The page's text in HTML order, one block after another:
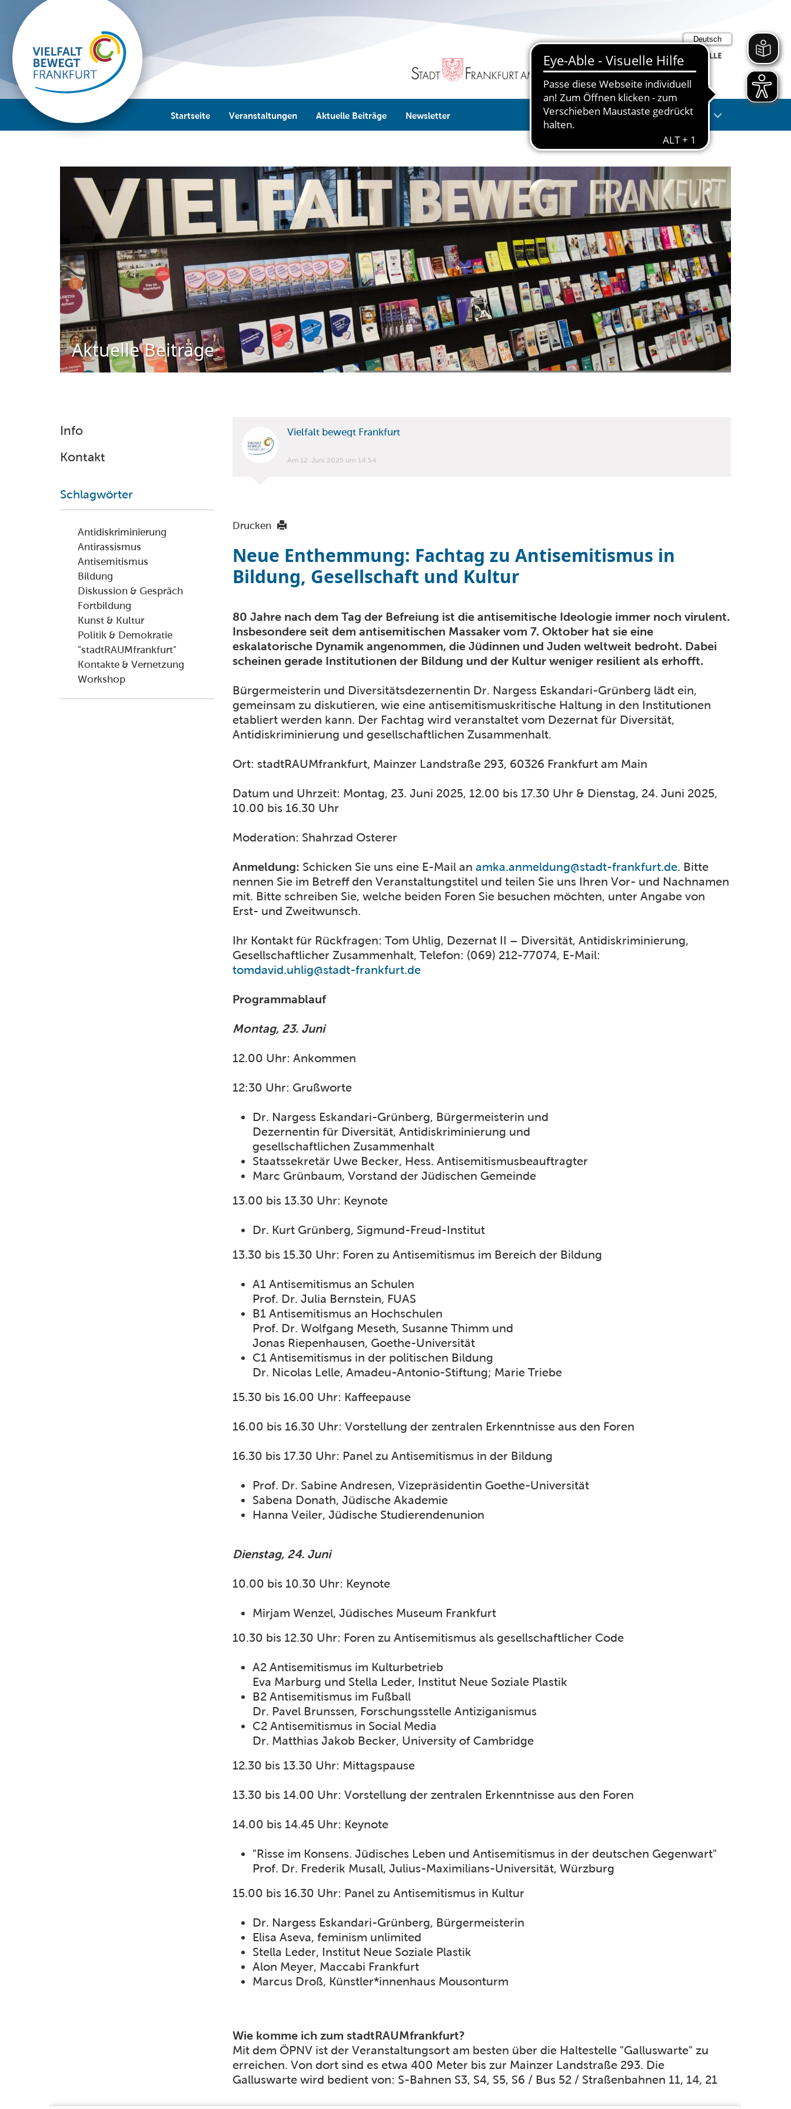
Startseite Veranstaltungen Aktuelle Beiträge Newsletter Suche Anmelden
Aktuelle Beiträge
Info
Kontakt
Schlagwörter
Antidiskriminierung
Antirassismus
Antisemitismus
Bildung
Diskussion & Gespräch
Fortbildung
Kunst & Kultur
Politik & Demokratie
"stadtRAUMfrankfurt"
Kontakte & Vernetzung
Workshop
Vielfalt bewegt Frankfurt
Am 12. Juni 2025 um 14:54
Drucken
Neue Enthemmung: Fachtag zu Antisemitismus in
Bildung, Gesellschaft und Kultur
80 Jahre nach dem Tag der Befreiung ist die antisemitische Ideologie immer noch virulent.
Insbesondere seit dem antisemitischen Massaker vom 7. Oktober hat sie eine
eskalatorische Dynamik angenommen, die Jüdinnen und Juden weltweit bedroht. Dabei
scheinen gerade Institutionen der Bildung und der Kultur weniger resilient als erhofft.
Bürgermeisterin und Diversitätsdezernentin Dr. Nargess Eskandari-Grünberg lädt ein,
gemeinsam zu diskutieren, wie eine antisemitismuskritische Haltung in den Institutionen
etabliert werden kann. Der Fachtag wird veranstaltet vom Dezernat für Diversität,
Antidiskriminierung und gesellschaftlichen Zusammenhalt.
Ort: stadtRAUMfrankfurt, Mainzer Landstraße 293, 60326 Frankfurt am Main
Datum und Uhrzeit: Montag, 23. Juni 2025, 12.00 bis 17.30 Uhr & Dienstag, 24. Juni 2025,
10.00 bis 16.30 Uhr
Moderation: Shahrzad Osterer
Anmeldung: Schicken Sie uns eine E-Mail an amka.anmeldung@stadt-frankfurt.de. Bitte
nennen Sie im Betreff den Veranstaltungstitel und teilen Sie uns Ihren Vor- und Nachnamen
mit. Bitte schreiben Sie, welche beiden Foren Sie besuchen möchten, unter Angabe von
Erst- und Zweitwunsch.
Ihr Kontakt für Rückfragen: Tom Uhlig, Dezernat II – Diversität, Antidiskriminierung,
Gesellschaftlicher Zusammenhalt, Telefon: (069) 212-77074, E-Mail:
tomdavid.uhlig@stadt-frankfurt.de
Programmablauf
Montag, 23. Juni
12.00 Uhr: Ankommen
12:30 Uhr: Grußworte
Dr. Nargess Eskandari-Grünberg, Bürgermeisterin und
Dezernentin für Diversität, Antidiskriminierung und
gesellschaftlichen Zusammenhalt
Staatssekretär Uwe Becker, Hess. Antisemitismusbeauftragter
Marc Grünbaum, Vorstand der Jüdischen Gemeinde
13.00 bis 13.30 Uhr: Keynote
Dr. Kurt Grünberg, Sigmund-Freud-Institut
13.30 bis 15.30 Uhr: Foren zu Antisemitismus im Bereich der Bildung
A1 Antisemitismus an Schulen
Prof. Dr. Julia Bernstein, FUAS
B1 Antisemitismus an Hochschulen
Prof. Dr. Wolfgang Meseth, Susanne Thimm und
Jonas Riepenhausen, Goethe-Universität
C1 Antisemitismus in der politischen Bildung
Dr. Nicolas Lelle, Amadeu-Antonio-Stiftung; Marie Triebe
15.30 bis 16.00 Uhr: Kaffeepause
16.00 bis 16.30 Uhr: Vorstellung der zentralen Erkenntnisse aus den Foren
16.30 bis 17.30 Uhr: Panel zu Antisemitismus in der Bildung
Prof. Dr. Sabine Andresen, Vizepräsidentin Goethe-Universität
Sabena Donath, Jüdische Akademie
Hanna Veiler, Jüdische Studierendenunion
Dienstag, 24. Juni
10.00 bis 10.30 Uhr: Keynote
Mirjam Wenzel, Jüdisches Museum Frankfurt
10.30 bis 12.30 Uhr: Foren zu Antisemitismus als gesellschaftlicher Code
A2 Antisemitismus im Kulturbetrieb
Eva Marburg und Stella Leder, Institut Neue Soziale Plastik
B2 Antisemitismus im Fußball
Dr. Pavel Brunssen, Forschungsstelle Antiziganismus
C2 Antisemitismus in Social Media
Dr. Matthias Jakob Becker, University of Cambridge
12.30 bis 13.30 Uhr: Mittagspause
13.30 bis 14.00 Uhr: Vorstellung der zentralen Erkenntnisse aus den Foren
14.00 bis 14.45 Uhr: Keynote
"Risse im Konsens. Jüdisches Leben und Antisemitismus in der deutschen Gegenwart"
Prof. Dr. Frederik Musall, Julius-Maximilians-Universität, Würzburg
15.00 bis 16.30 Uhr: Panel zu Antisemitismus in Kultur
Dr. Nargess Eskandari-Grünberg, Bürgermeisterin
Elisa Aseva, feminism unlimited
Stella Leder, Institut Neue Soziale Plastik
Alon Meyer, Maccabi Frankfurt
Marcus Droß, Künstler*innenhaus Mousonturm
Wie komme ich zum stadtRAUMfrankfurt?
Mit dem ÖPNV ist der Veranstaltungsort am besten über die Haltestelle "Galluswarte" zu
erreichen. Von dort sind es etwa 400 Meter bis zur Mainzer Landstraße 293. Die
Galluswarte wird bedient von: S-Bahnen S3, S4, S5, S6 / Bus 52 / Straßenbahnen 11, 14, 21